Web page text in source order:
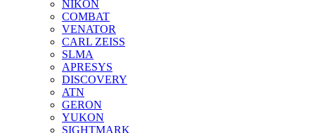
NIKON
COMBAT
VENATOR
CARL ZEISS
SLMA
APRESYS
DISCOVERY
ATN
GERON
YUKON
SIGHTMARK